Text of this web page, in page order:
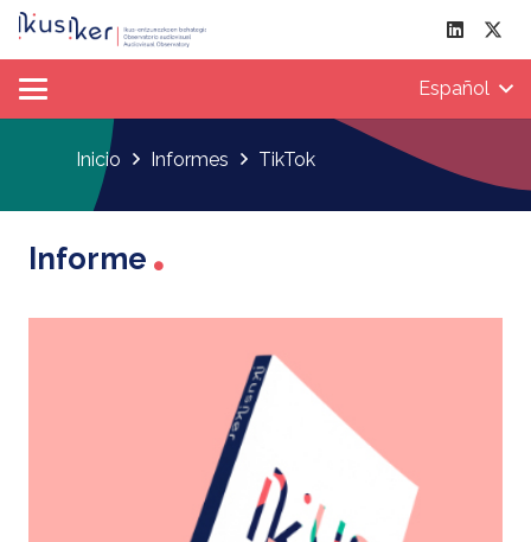
Español
Inicio Informes TikTok
Informe